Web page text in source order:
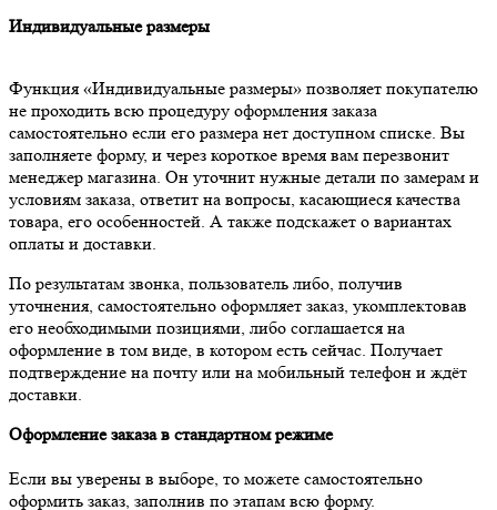
Индивидуальные размеры
Функция «Индивидуальные размеры» позволяет покупателю
не проходить всю процедуру оформления заказа
самостоятельно если его размера нет доступном списке. Вы
заполняете форму, и через короткое время вам перезвонит
менеджер магазина. Он уточнит нужные детали по замерам и
условиям заказа, ответит на вопросы, касающиеся качества
товара, его особенностей. А также подскажет о вариантах
оплаты и доставки.
По результатам звонка, пользователь либо, получив
уточнения, самостоятельно оформляет заказ, укомплектовав
его необходимыми позициями, либо соглашается на
оформление в том виде, в котором есть сейчас. Получает
подтверждение на почту или на мобильный телефон и ждёт
доставки.
Оформление заказа в стандартном режиме
Если вы уверены в выборе, то можете самостоятельно
оформить заказ, заполнив по этапам всю форму.